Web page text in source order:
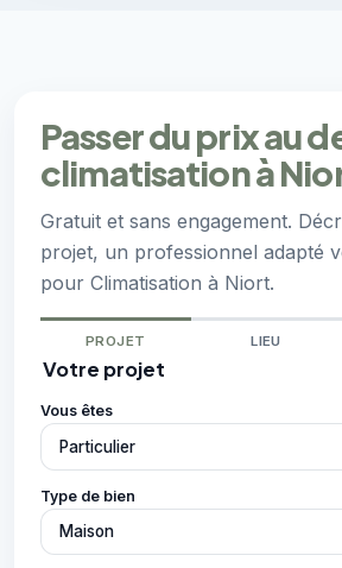
Passer du prix au
climatisation à
Gratuit et sans engagement.
projet, un professionnel adapté
pour Climatisation à Niort.
PROJET LIEU
Votre projet
Vous êtes
Type de bien